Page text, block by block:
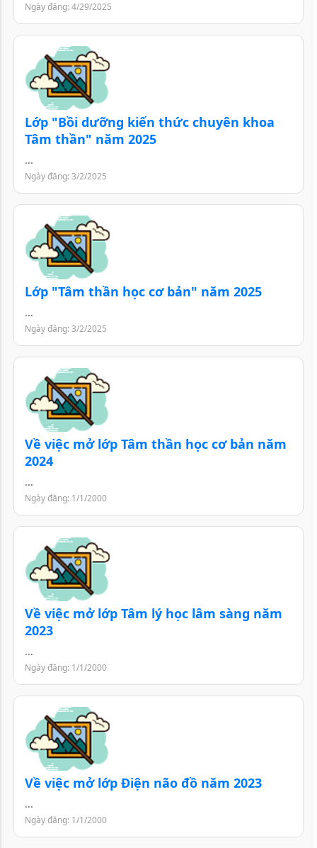
Ngày đăng: 4/29/2025
Lớp "Bồi dưỡng kiến thức chuyên khoa
Tâm thần" năm 2025
...
Ngày đăng: 3/2/2025
Lớp "Tâm thần học cơ bản" năm 2025
...
Ngày đăng: 3/2/2025
Về việc mở lớp Tâm thần học cơ bản năm
2024
...
Ngày đăng: 1/1/2000
Về việc mở lớp Tâm lý học lâm sàng năm
2023
...
Ngày đăng: 1/1/2000
Về việc mở lớp Điện não đồ năm 2023
...
Ngày đăng: 1/1/2000